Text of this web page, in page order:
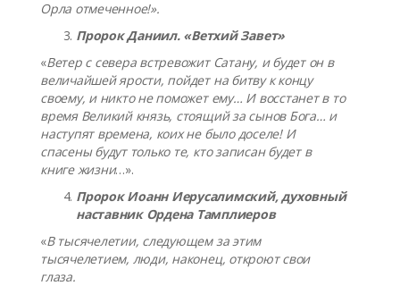
Орла отмеченное!».
Пророк Даниил. «Ветхий Завет»
«Ветер с севера встревожит Сатану, и будет он в
величайшей ярости, пойдет на битву к концу
своему, и никто не поможет ему… И восстанет в то
время Великий князь, стоящий за сынов Бога… и
наступят времена, коих не было доселе! И
спасены будут только те, кто записан будет в
книге жизни…».
Пророк Иоанн Иерусалимский, духовный
наставник Ордена Тамплиеров
«В тысячелетии, следующем за этим
тысячелетием, люди, наконец, откроют свои
глаза.